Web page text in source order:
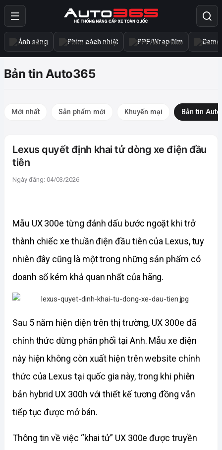
Ánh sáng Phim cách nhiệt PPF/Wrap film
Bản tin Auto365
Mới nhất Sản phẩm mới Khuyến mại Bản tin
Lexus quyết định khai tử dòng xe điện đầu
tiên
Ngày đăng: 04/03/2026
Mẫu UX 300e từng đánh dấu bước ngoặt khi trở
thành chiếc xe thuần điện đầu tiên của Lexus, tuy
nhiên đây cũng là một trong những sản phẩm có
doanh số kém khả quan nhất của hãng.
Sau 5 năm hiện diện trên thị trường, UX 300e đã
chính thức dừng phân phối tại Anh. Mẫu xe điện
này hiện không còn xuất hiện trên website chính
thức của Lexus tại quốc gia này, trong khi phiên
bản hybrid UX 300h với thiết kế tương đồng vẫn
tiếp tục được mở bán.
Thông tin về việc “khai tử” UX 300e được truyền